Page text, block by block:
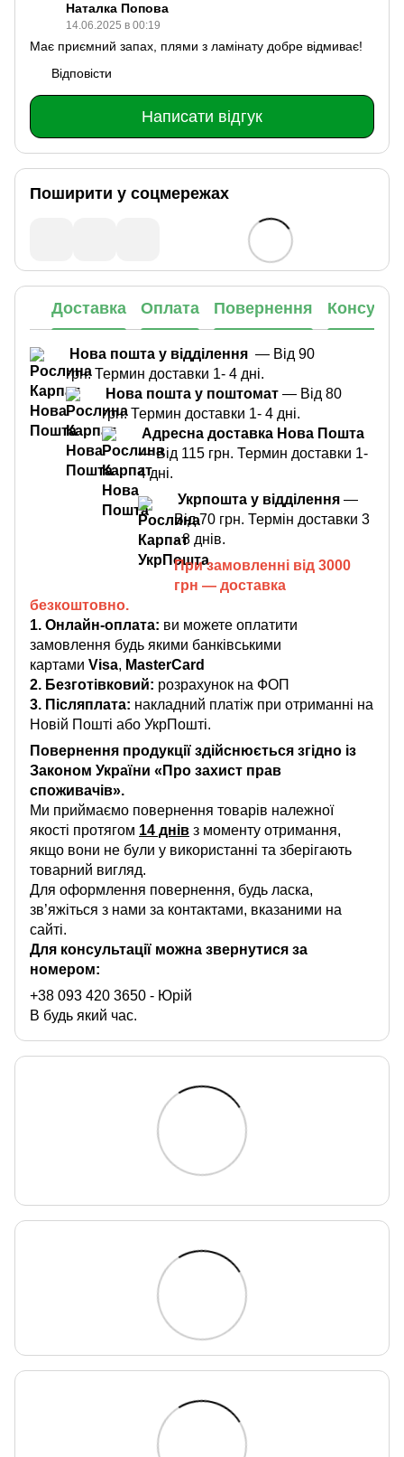
Наталка Попова
14.06.2025 в 00:19
Має приємний запах, плями з ламінату добре відмиває!
Відповісти
Написати відгук
Поширити у соцмережах
Доставка Оплата Повернення
Нова пошта у відділення — Від 90
грн. Термин доставки 1- 4 дні.
Нова пошта у поштомат — Від 80
грн. Термин доставки 1- 4 дні.
Адресна доставка Нова Пошта
— Від 115 грн. Термин доставки 1-
4 дні.
Укрпошта у відділення —
Від 70 грн. Термін доставки 3
- 8 днів.
При замовленні від 3000
грн — доставка
безкоштовно.
1. Онлайн-оплата: ви можете оплатити
замовлення будь якими банківськими
картами Visa, MasterCard
2. Безготівковий: розрахунок на ФОП
3. Післяплата: накладний платіж при отриманні на
Новій Пошті або УкрПошті.
Повернення продукції здійснюється згідно із
Законом України «Про захист прав
споживачів».
Ми приймаємо повернення товарів належної
якості протягом 14 днів з моменту отримання,
якщо вони не були у використанні та зберігають
товарний вигляд.
Для оформлення повернення, будь ласка,
зв’яжіться з нами за контактами, вказаними на
сайті.
Для консультації можна звернутися за
номером:
+38 093 420 3650 - Юрій
В будь який час.